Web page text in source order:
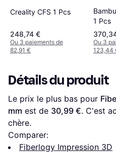
Creality CFS 1 Pcs
248,74 €
Ou 3 paiements de
82,91 €
1 Pcs
Ou 3
123,44
Détails du produit
Le prix le plus bas pour
mm est de 30,99 €. C'est
chère.
Comparer:
Fiberlogy Impression 3D